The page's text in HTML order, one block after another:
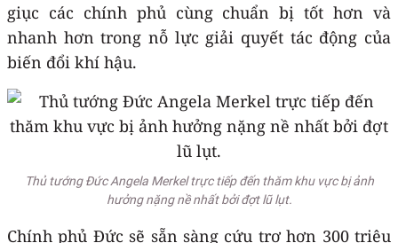
giục các chính phủ cùng chuẩn bị tốt hơn và
nhanh hơn trong nỗ lực giải quyết tác động của
biến đổi khí hậu.
Thủ tướng Đức Angela Merkel trực tiếp đến thăm khu vực bị ảnh
hưởng nặng nề nhất bởi đợt lũ lụt.
Chính phủ Đức sẽ sẵn sàng cứu trợ hơn 300 triệu